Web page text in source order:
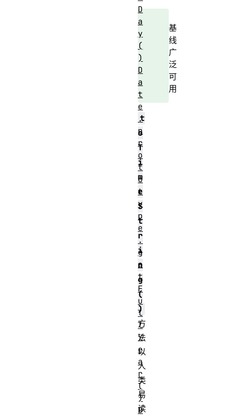
基
线
广
泛
可
用
t
o
T
i
m
e
S
t
r
i
n
g
(
)
方
法
以
人
类
易
读
D
a
y
(
)
D
a
t
e
.
p
r
o
t
o
t
y
p
e
.
g
e
t
F
u
l
l
Y
e
a
r
(
)
D